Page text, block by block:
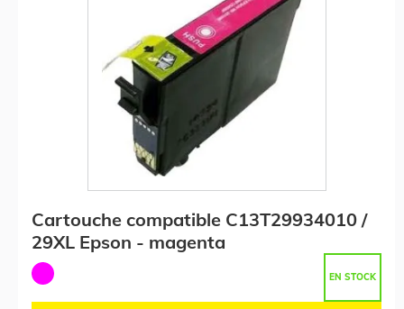
Cartouche compatible C13T29934010 /
29XL Epson - magenta
EN STOCK